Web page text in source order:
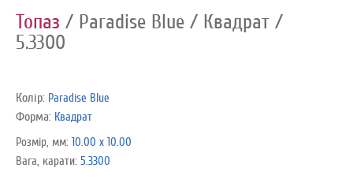
Топаз / Paradise Blue / Квадрат /
5.3300
Колір: Paradise Blue
Форма: Квадрат
Розмір, мм: 10.00 x 10.00
Вага, карати: 5.3300